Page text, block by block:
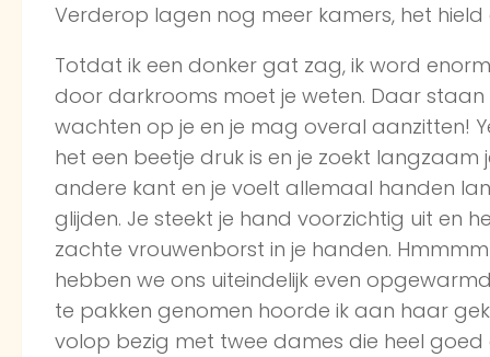
Verderop lagen nog meer kamers, het
Totdat ik een donker gat zag, ik word
door darkrooms moet je weten. Daar staan
wachten op je en je mag overal aanzitten!
het een beetje druk is en je zoekt langzaam
andere kant en je voelt allemaal handen
glijden. Je steekt je hand voorzichtig uit en
zachte vrouwenborst in je handen.
hebben we ons uiteindelijk even
te pakken genomen hoorde ik aan haar
volop bezig met twee dames die heel goed